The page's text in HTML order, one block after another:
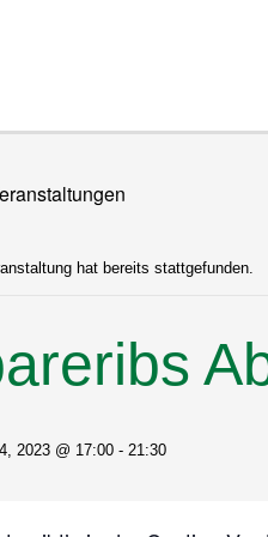
hat bereits stattgefunden.
2023 @ 17:00 - 21:30